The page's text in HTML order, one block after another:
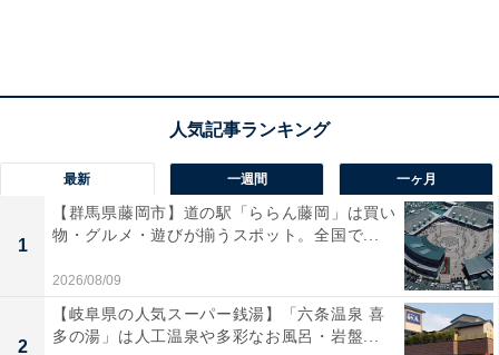
最新 一週間 一ヶ月
1
【群馬県藤岡市】道の駅「ららん藤岡」は買い
物・グルメ・遊びが揃うスポット。全国で...
2026/08/09
2
【岐阜県の人気スーパー銭湯】「六条温泉 喜
多の湯」は人工温泉や多彩なお風呂・岩盤...